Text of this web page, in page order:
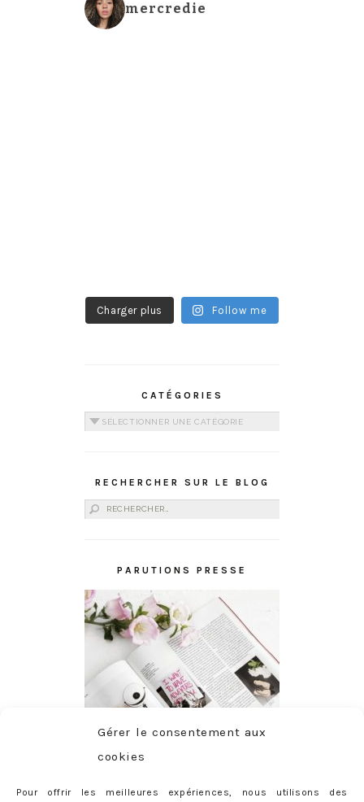
Gérer le consentement aux
cookies
Pour offrir les meilleures expériences, nous utilisons des
mercredie
Charger plus Follow me
CATÉGORIES
Catégories
RECHERCHER SUR LE BLOG
Rechercher :
PARUTIONS PRESSE